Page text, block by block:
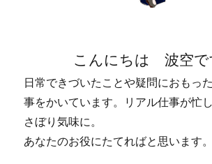
こんにちは 波空で
日常できづいたことや疑問におもっ
事をかいています。リアル仕事が忙
さぼり気味に。
あなたのお役にたてればと思います。